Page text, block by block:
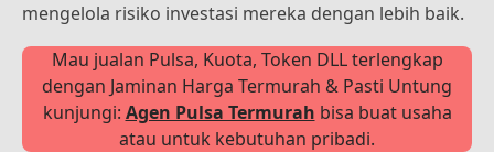
mengelola risiko investasi mereka dengan lebih baik.
Mau jualan Pulsa, Kuota, Token DLL terlengkap
dengan Jaminan Harga Termurah & Pasti Untung
kunjungi: Agen Pulsa Termurah bisa buat usaha
atau untuk kebutuhan pribadi.